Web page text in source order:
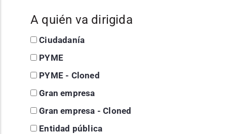
A quién va dirigida
Ciudadanía
PYME
PYME - Cloned
Gran empresa
Gran empresa - Cloned
Entidad pública